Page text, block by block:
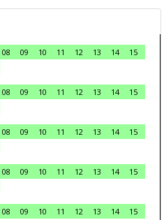
08 09 10 11 12 13 14
15
08 09 10 11 12 13 14
15
08 09 10 11 12 13 14
15
08 09 10 11 12 13 14
15
08 09 10 11 12 13 14
15